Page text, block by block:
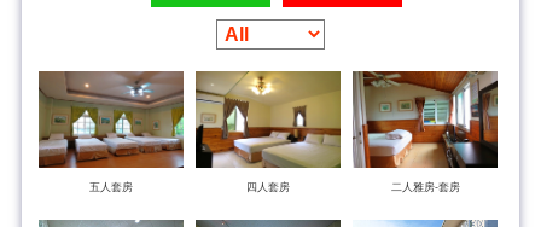
五人套房 四人套房 二人雅房-套房